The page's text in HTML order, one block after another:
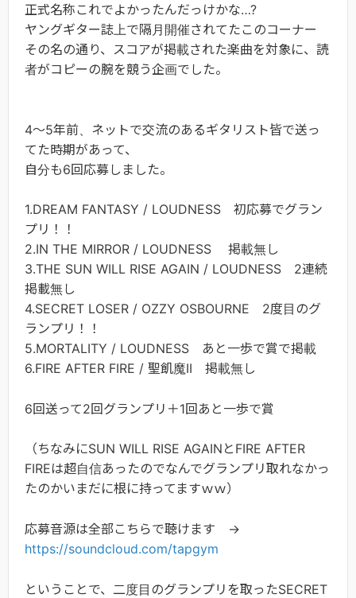
正式名称これでよかったんだっけかな…?
ヤングギター誌上で隔月開催されてたこのコーナー
その名の通り、スコアが掲載された楽曲を対象に、読
者がコピーの腕を競う企画でした。
4～5年前、ネットで交流のあるギタリスト皆で送っ
てた時期があって、
自分も6回応募しました。
1.DREAM FANTASY / LOUDNESS 初応募でグラン
プリ！！
2.IN THE MIRROR / LOUDNESS 掲載無し
3.THE SUN WILL RISE AGAIN / LOUDNESS 2連続
掲載無し
4.SECRET LOSER / OZZY OSBOURNE 2度目のグ
ランプリ！！
5.MORTALITY / LOUDNESS あと一歩で賞で掲載
6.FIRE AFTER FIRE / 聖飢魔II 掲載無し
6回送って2回グランプリ＋1回あと一歩で賞
（ちなみにSUN WILL RISE AGAINとFIRE AFTER
FIREは超自信あったのでなんでグランプリ取れなかっ
たのかいまだに根に持ってますｗｗ）
応募音源は全部こちらで聴けます →
https://soundcloud.com/tapgym
ということで、二度目のグランプリを取ったSECRET